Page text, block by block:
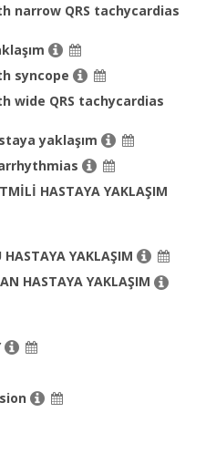
narrow QRS tachycardias
syncope
wide QRS tachycardias
yaklaşım
HASTAYA YAKLAŞIM
YAKLAŞIM
HASTAYA YAKLAŞIM